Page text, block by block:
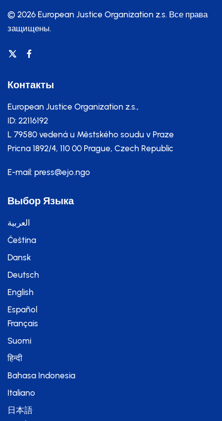
© 2026 European Justice Organization z.s. Все права
защищены.
Контакты
European Justice Organization z.s.,
ID: 22116192
L 79580 vedená u Městského soudu v Praze
Pricna 1892/4, 110 00 Prague, Czech Republic
E-mail: press@ejo.ngo
Выбор Языка
العربية
Čeština
Dansk
Deutsch
English
Español
Français
Suomi
हिन्दी
Bahasa Indonesia
Italiano
日本語